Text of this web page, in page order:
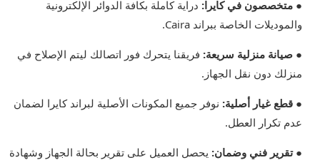
● متخصصون في كايرا: دراية كاملة بكافة الدوائر الإلكترونية
والموديلات الخاصة ببراند Caira.
● صيانة منزلية سريعة: فريقنا يتحرك فور اتصالك ليتم الإصلاح في
منزلك دون نقل الجهاز.
● قطع غيار أصلية: نوفر جميع المكونات الأصلية لبراند كايرا لضمان
عدم تكرار العطل.
● تقرير فني وضمان: يحصل العميل على تقرير بحالة الجهاز وشهادة